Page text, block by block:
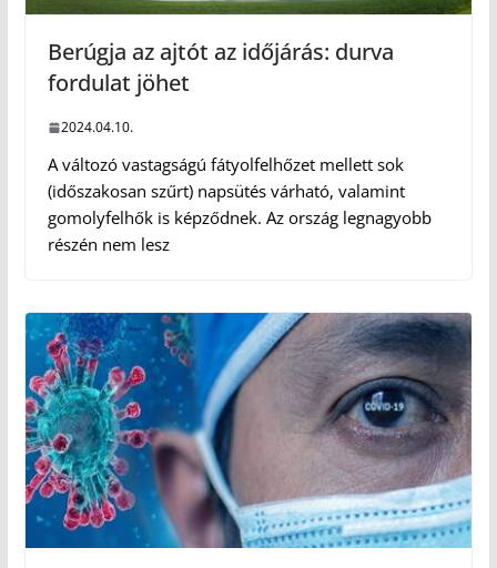
Berúgja az ajtót az időjárás: durva
fordulat jöhet
2024.04.10.
A változó vastagságú fátyolfelhőzet mellett sok
(időszakosan szűrt) napsütés várható, valamint
gomolyfelhők is képződnek. Az ország legnagyobb
részén nem lesz